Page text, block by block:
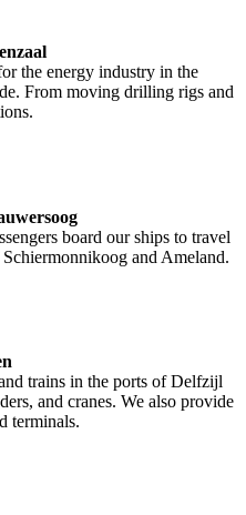
the energy industry in the
From moving drilling rigs and
board our ships to travel
and Ameland.
trains in the ports of Delfzijl
and cranes. We also provide
terminals.